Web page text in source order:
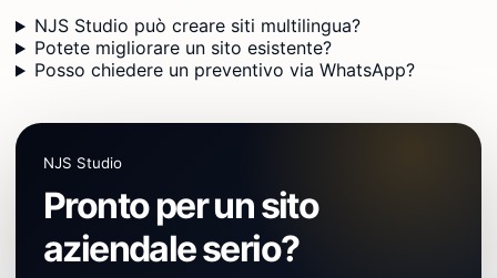
NJS Studio può creare siti multilingua?
Potete migliorare un sito esistente?
Posso chiedere un preventivo via WhatsApp?
NJS Studio
Pronto per un sito
aziendale serio?